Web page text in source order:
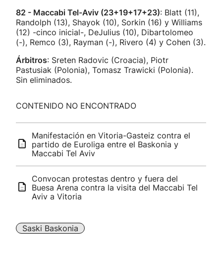
82 - Maccabi Tel-Aviv (23+19+17+23): Blatt (11),
Randolph (13), Shayok (10), Sorkin (16) y Williams
(12) -cinco inicial-, DeJulius (10), Dibartolomeo
(-), Remco (3), Rayman (-), Rivero (4) y Cohen (3).
Árbitros: Sreten Radovic (Croacia), Piotr
Pastusiak (Polonia), Tomasz Trawicki (Polonia).
Sin eliminados.
CONTENIDO NO ENCONTRADO
Manifestación en Vitoria-Gasteiz contra el
partido de Euroliga entre el Baskonia y
Maccabi Tel Aviv
Convocan protestas dentro y fuera del
Buesa Arena contra la visita del Maccabi Tel
Aviv a Vitoria
Saski Baskonia